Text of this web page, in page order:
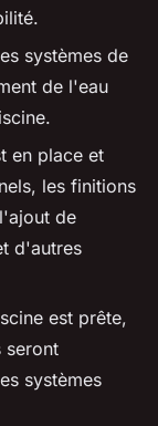
systèmes de
de l'eau
en place et
les finitions
de
d'autres
est prête,
seront
systèmes